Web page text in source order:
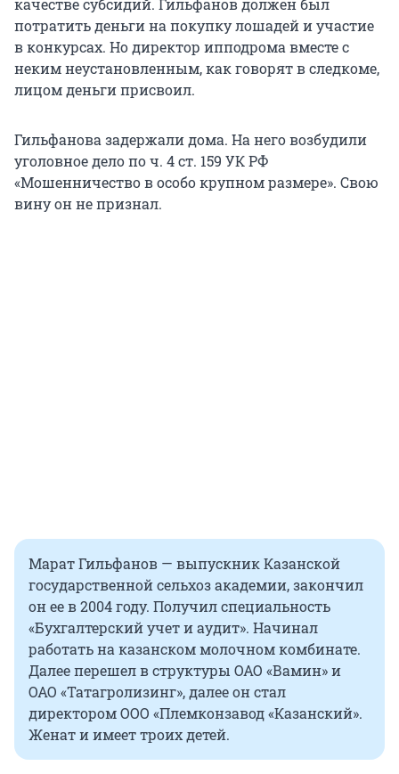
качестве субсидий. Гильфанов должен был
потратить деньги на покупку лошадей и участие
в конкурсах. Но директор ипподрома вместе с
неким неустановленным, как говорят в следкоме,
лицом деньги присвоил.
Гильфанова задержали дома. На него возбудили
уголовное дело по ч. 4 ст. 159 УК РФ
«Мошенничество в особо крупном размере». Свою
вину он не признал.
Марат Гильфанов — выпускник Казанской
государственной сельхоз академии, закончил
он ее в 2004 году. Получил специальность
«Бухгалтерский учет и аудит». Начинал
работать на казанском молочном комбинате.
Далее перешел в структуры ОАО «Вамин» и
ОАО «Татагролизинг», далее он стал
директором ООО «Племконзавод «Казанский».
Женат и имеет троих детей.